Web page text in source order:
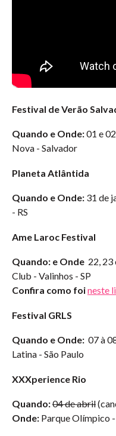
Festival de Verão
Quando e Onde:01 e
Nova - Salvador
Planeta Atlântida
Quando e Onde: 31 de
- RS
Ame Laroc Festival
Quando: e Onde 22, 23
Club - Valinhos - SP
Confira como foineste
Festival GRLS
Quando e Onde: 07 à
Latina - São Paulo
XXXperience Rio
Quando:04 de abril
Onde: Parque Olímpico